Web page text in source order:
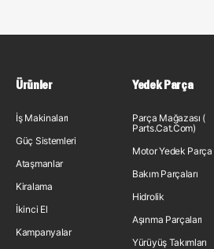
Ürünler
İş Makinaları
Güç Sistemleri
Ataşmanlar
Kiralama
İkinci El
Kampanyalar
Yedek Parça
Parça Mağazası (
Parts.Cat.Com)
Motor Yedek Parça
Bakım Parçaları
Hidrolik
Aşınma Parçaları
Yürüyüş Takımları